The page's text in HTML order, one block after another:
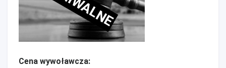
Cena wywoławcza: